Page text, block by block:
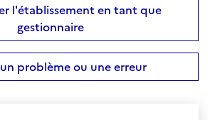
l'établissement en tant que
gestionnaire
problème ou une erreur